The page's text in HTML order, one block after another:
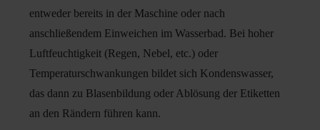
entweder bereits in der Maschine oder nach
anschließendem Einweichen im Wasserbad. Bei hoher
Luftfeuchtigkeit (Regen, Nebel, etc.) oder
Temperaturschwankungen bildet sich Kondenswasser,
das dann zu Blasenbildung oder Ablösung der Etiketten
an den Rändern führen kann.